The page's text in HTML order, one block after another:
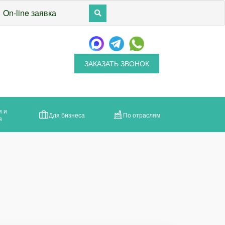
On-line заявка
ЗАКАЗАТЬ ЗВОНОК
и
Для бизнеса По отраслям